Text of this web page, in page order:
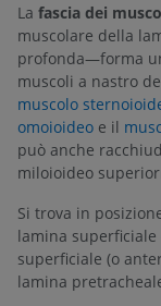
La fascia dei
muscolare della
profonda—forma
muscoli a nastro
muscolo
omoioideo e il
può anche
miloioideo
Si trova in
lamina
superficiale (o
lamina